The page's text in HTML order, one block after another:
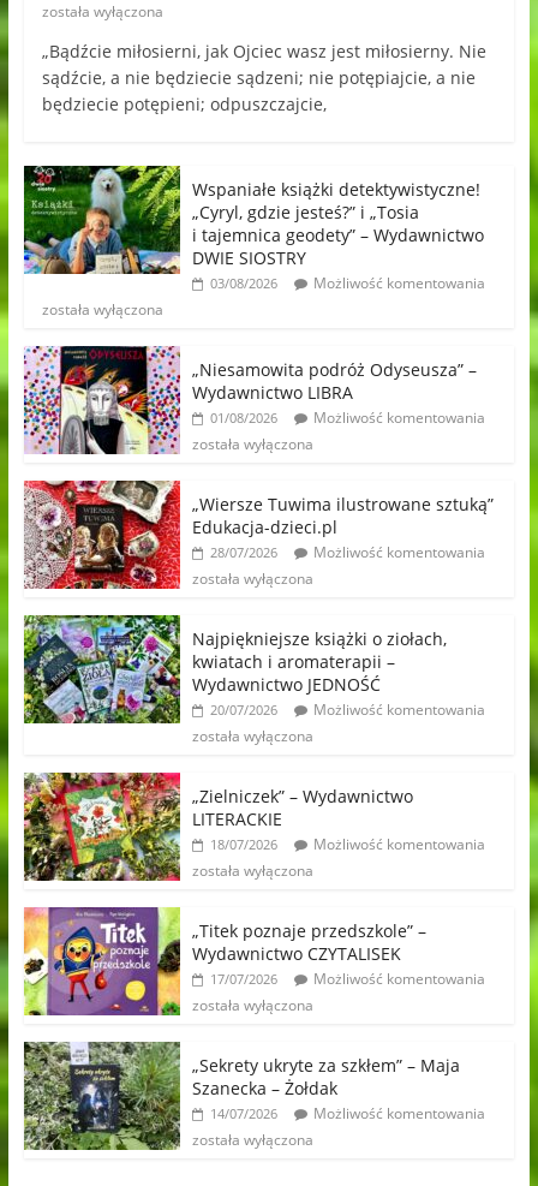
została wyłączona
„Bądźcie miłosierni, jak Ojciec wasz jest miłosierny. Nie
sądźcie, a nie będziecie sądzeni; nie potępiajcie, a nie
będziecie potępieni; odpuszczajcie,
Wspaniałe książki detektywistyczne!
„Cyryl, gdzie jesteś?” i „Tosia
i tajemnica geodety” – Wydawnictwo
DWIE SIOSTRY
03/08/2026
Możliwość komentowania
została wyłączona
„Niesamowita podróż Odyseusza” –
Wydawnictwo LIBRA
01/08/2026
Możliwość komentowania
została wyłączona
„Wiersze Tuwima ilustrowane sztuką”
Edukacja-dzieci.pl
28/07/2026
Możliwość komentowania
została wyłączona
Najpiękniejsze książki o ziołach,
kwiatach i aromaterapii –
Wydawnictwo JEDNOŚĆ
20/07/2026
Możliwość komentowania
została wyłączona
„Zielniczek” – Wydawnictwo
LITERACKIE
18/07/2026
Możliwość komentowania
została wyłączona
„Titek poznaje przedszkole” –
Wydawnictwo CZYTALISEK
17/07/2026
Możliwość komentowania
została wyłączona
„Sekrety ukryte za szkłem” – Maja
Szanecka – Żołdak
14/07/2026
Możliwość komentowania
została wyłączona